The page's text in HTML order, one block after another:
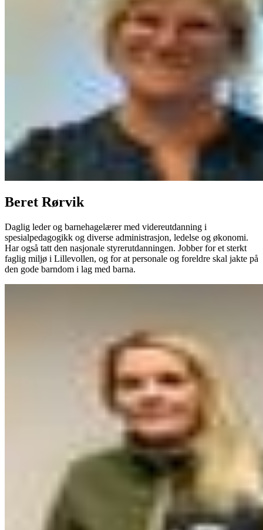
Beret Rørvik
Daglig leder og barnehagelærer med videreutdanning i
spesialpedagogikk og diverse administrasjon, ledelse og økonomi.
Har også tatt den nasjonale styrerutdanningen. Jobber for et sterkt
faglig miljø i Lillevollen, og for at personale og foreldre skal jakte på
den gode barndom i lag med barna.